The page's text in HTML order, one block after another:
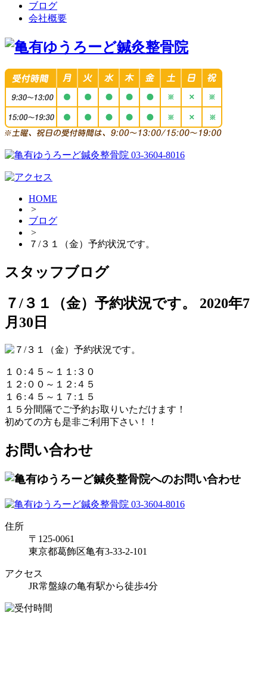
ブログ
会社概要
HOME
>
ブログ
>
７/３１（金）予約状況です。
スタッフブログ
７/３１（金）予約状況です。
2020年7
月30日
１０:４５～１１:３０
１２:００～１２:４５
１６:４５～１７:１５
１５分間隔でご予約お取りいただけます！
初めての方も是非ご利用下さい！！
お問い合わせ
住所
〒125-0061
東京都葛飾区亀有3-33-2-101
アクセス
JR常盤線の亀有駅から徒歩4分